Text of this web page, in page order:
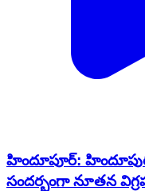
హిందూపూర్‌:
సందర్భంగా నూతన